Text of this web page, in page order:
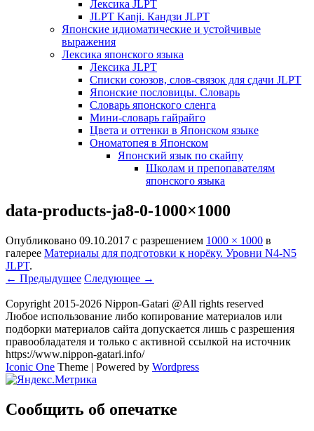
Лексика JLPT
JLPT Kanji. Кандзи JLPT
Японские идиоматические и устойчивые
выражения
Лексика японского языка
Лексика JLPT
Списки союзов, слов-связок для сдачи JLPT
Японские пословицы. Словарь
Словарь японского сленга
Мини-словарь гайрайго
Цвета и оттенки в Японском языке
Ономатопея в Японском
Японский язык по скайпу
Школам и препопавателям
японского языка
data-products-ja8-0-1000×1000
Опубликовано 09.10.2017 с разрешением 1000 × 1000 в
галерее Материалы для подготовки к норёку. Уровни N4-N5
JLPT.
← Предыдущее Следующее →
Copyright 2015-2026 Nippon-Gatari @All rights reserved
Любое использование либо копирование материалов или
подборки материалов сайта допускается лишь с разрешения
правообладателя и только с активной ссылкой на источник
https://www.nippon-gatari.info/
Iconic One Theme | Powered by Wordpress
Сообщить об опечатке